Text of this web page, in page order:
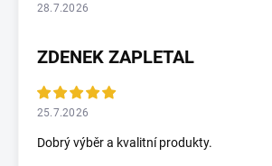
28.7.2026
ZDENEK ZAPLETAL
25.7.2026
Dobrý výběr a kvalitní produkty.